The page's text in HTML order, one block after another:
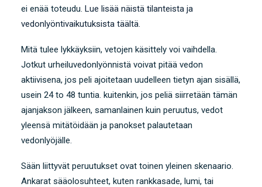
ei enää toteudu. Lue lisää näistä tilanteista ja
vedonlyöntivaikutuksista täältä.
Mitä tulee lykkäyksiin, vetojen käsittely voi vaihdella.
Jotkut urheiluvedonlyönnistä voivat pitää vedon
aktiivisena, jos peli ajoitetaan uudelleen tietyn ajan sisällä,
usein 24 to 48 tuntia. kuitenkin, jos peliä siirretään tämän
ajanjakson jälkeen, samanlainen kuin peruutus, vedot
yleensä mitätöidään ja panokset palautetaan
vedonlyöjälle.
Sään liittyvät peruutukset ovat toinen yleinen skenaario.
Ankarat sääolosuhteet, kuten rankkasade, lumi, tai